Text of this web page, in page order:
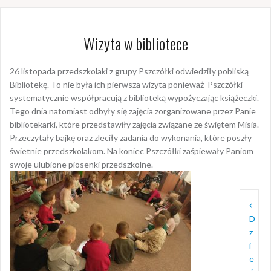
Wizyta w bibliotece
26 listopada przedszkolaki z grupy Pszczółki odwiedziły pobliską
Bibliotekę. To nie była ich pierwsza wizyta ponieważ Pszczółki
systematycznie współpracują z biblioteką wypożyczając książeczki.
Tego dnia natomiast odbyły się zajęcia zorganizowane przez Panie
bibliotekarki, które przedstawiły zajęcia związane ze świętem Misia.
Przeczytały bajkę oraz zleciły zadania do wykonania, które poszły
świetnie przedszkolakom. Na koniec Pszczółki zaśpiewały Paniom
swoje ulubione piosenki przedszkolne.
D
z
i
e